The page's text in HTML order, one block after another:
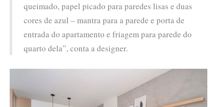
queimado, papel picado para paredes lisas e duas
cores de azul – mantra para a parede e porta de
entrada do apartamento e friagem para parede do
quarto dela”, conta a designer.